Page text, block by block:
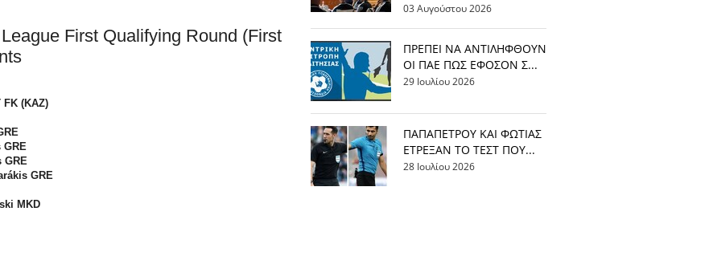
First Qualifying Round (First
FK (KAZ)
GRE
GRE
GRE
MKD
03 Αυγούστου 2026
ΠΡΕΠΕΙ ΝΑ ΑΝΤΙΛΗΦΘΟΥΝ
ΟΙ ΠΑΕ ΠΩΣ ΕΦΟΣΟΝ Σ...
29 Ιουλίου 2026
ΠΑΠΑΠΕΤΡΟΥ ΚΑΙ ΦΩΤΙΑΣ
ΕΤΡΕΞΑΝ ΤΟ ΤΕΣΤ ΠΟΥ...
28 Ιουλίου 2026